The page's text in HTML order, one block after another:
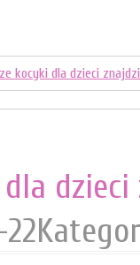
kocyki dla dzieci